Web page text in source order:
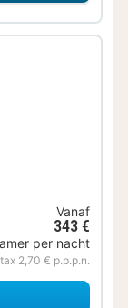
Vanaf
343 €
per nacht
2,70 € p.p.p.n.
ontspannen